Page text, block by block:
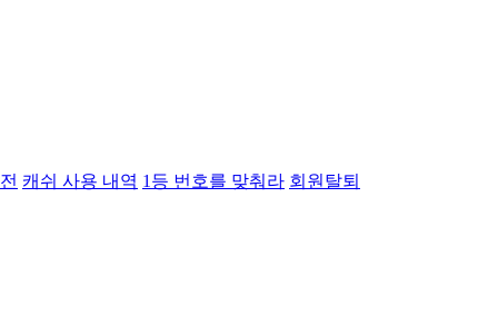
캐쉬 사용 내역 1등 번호를 맞춰라 회원탈퇴